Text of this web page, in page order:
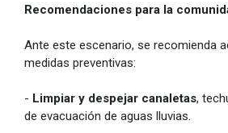
Recomendaciones para la
Ante este escenario, se recomienda
medidas preventivas:
- Limpiar y despejar canaletas,
de evacuación de aguas lluvias.